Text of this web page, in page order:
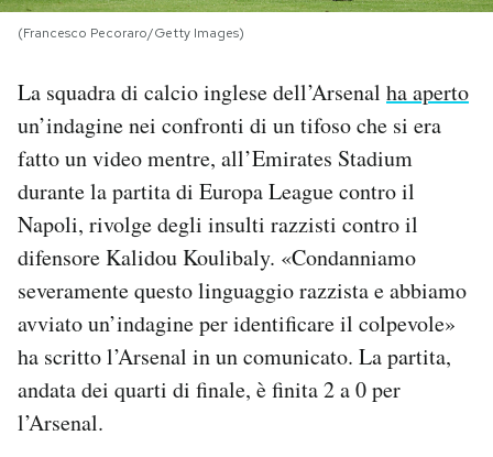
Area Personale
Newsletter
Notifiche mobile
Regala il Post
Hai bisogno di aiuto?
Esci
(Francesco Pecoraro/Getty Images)
La squadra di calcio inglese dell’Arsenal ha aperto
un’indagine nei confronti di un tifoso che si era
fatto un video mentre, all’Emirates Stadium
durante la partita di Europa League contro il
Napoli, rivolge degli insulti razzisti contro il
difensore Kalidou Koulibaly. «Condanniamo
severamente questo linguaggio razzista e abbiamo
avviato un’indagine per identificare il colpevole»
ha scritto l’Arsenal in un comunicato. La partita,
andata dei quarti di finale, è finita 2 a 0 per
l’Arsenal.